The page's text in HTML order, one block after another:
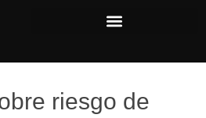
riesgo de